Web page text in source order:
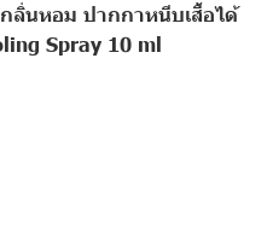
ลิ่นหอม ปากกาหนีบเสื้อได้
Spray 10 ml